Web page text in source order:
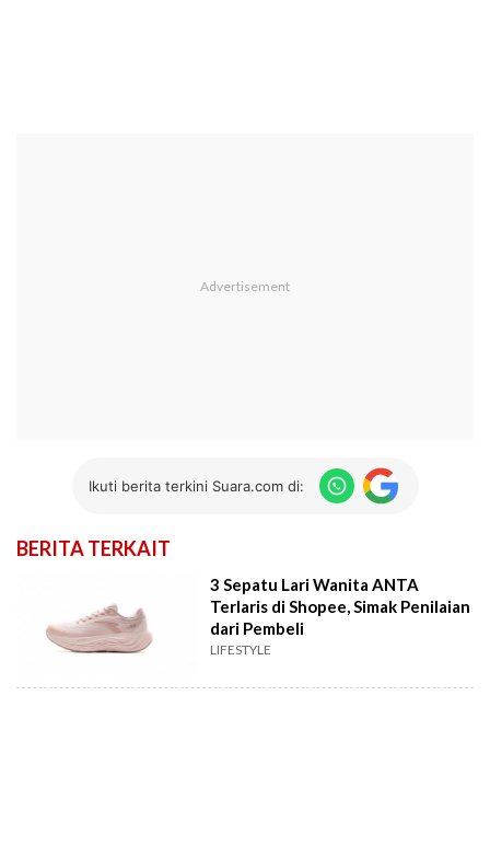
Ikuti berita terkini Suara.com di:
BERITA TERKAIT
3 Sepatu Lari Wanita ANTA
Terlaris di Shopee, Simak Penilaian
dari Pembeli
LIFESTYLE